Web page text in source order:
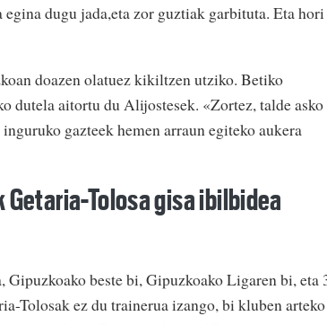
dugu jada,eta zor guztiak garbituta. Eta hori
doazen olatuez kikiltzen utziko. Betiko
dutela aitortu du Alijostesek. «Zortez, talde asko
gazteek hemen arraun egiteko aukera
Tolosa gisa ibilbidea
beste bi, Gipuzkoako Ligaren bi, eta
Tolosak ez du trainerua izango, bi kluben arteko